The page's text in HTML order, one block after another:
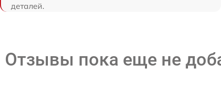
деталей.
Отзывы пока еще не